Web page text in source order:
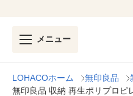
メニュー
LOHACOホーム 無印良品
無印良品 収納 再生ポリプロピ